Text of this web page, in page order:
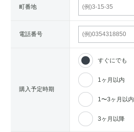
町番地
電話番号
購入予定時期
すぐにでも
1ヶ月以内
1〜3ヶ月以内
3ヶ月以降